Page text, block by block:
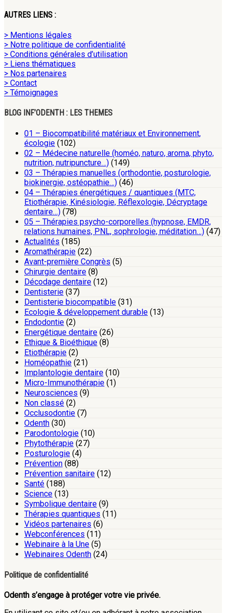
AUTRES LIENS :
> Mentions légales
> Notre politique de confidentialité
> Conditions générales d’utilisation
> Liens thématiques
> Nos partenaires
> Contact
> Témoignages
BLOG INF’ODENTH : LES THEMES
01 – Biocompatibilité matériaux et Environnement,
écologie (102)
02 – Médecine naturelle (homéo, naturo, aroma, phyto,
nutrition, nutripuncture…) (149)
03 – Thérapies manuelles (orthodontie, posturologie,
biokinergie, ostéopathie…) (46)
04 – Thérapies énergétiques / quantiques (MTC,
Etiothérapie, Kinésiologie, Réflexologie, Décryptage
dentaire…) (78)
05 – Thérapies psycho-corporelles (hypnose, EMDR,
relations humaines, PNL, sophrologie, méditation…) (47)
Actualités (185)
Aromathérapie (22)
Avant-première Congrès (5)
Chirurgie dentaire (8)
Décodage dentaire (12)
Dentisterie (37)
Dentisterie biocompatible (31)
Ecologie & développement durable (13)
Endodontie (2)
Energétique dentaire (26)
Ethique & Bioéthique (8)
Etiothérapie (2)
Homéopathie (21)
Implantologie dentaire (10)
Micro-Immunothérapie (1)
Neurosciences (9)
Non classé (2)
Occlusodontie (7)
Odenth (30)
Parodontologie (10)
Phytothérapie (27)
Posturologie (4)
Prévention (88)
Prévention sanitaire (12)
Santé (188)
Science (13)
Symbolique dentaire (9)
Thérapies quantiques (11)
Vidéos partenaires (6)
Webconférences (11)
Webinaire à la Une (5)
Webinaires Odenth (24)
Politique de confidentialité
Odenth s’engage à protéger votre vie privée.